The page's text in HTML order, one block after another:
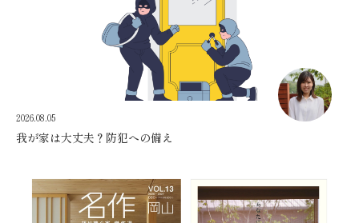
2026.08.05
我が家は大丈夫？防犯への備え